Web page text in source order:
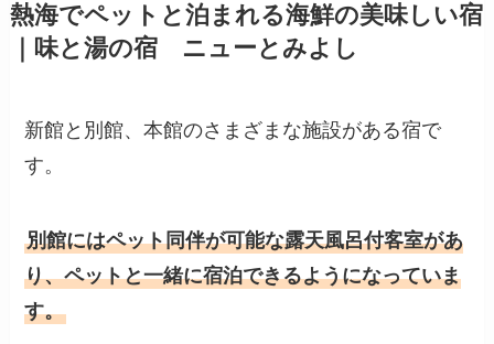
熱海でペットと泊まれる海鮮の美味しい宿
｜味と湯の宿 ニューとみよし
新館と別館、本館のさまざまな施設がある宿で
す。
別館にはペット同伴が可能な露天風呂付客室があ
り、ペットと一緒に宿泊できるようになっていま
す。